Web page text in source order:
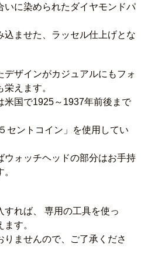
いに染められたダイヤモンドパ
ませた、ラッセル仕上げとな
ザインがカジュアルにもフォ
えます。
米国で1925～1937年前後まで
セントコイン」を使用してい
ウォッチヘッドの部分はお手持
れば、 専用の工具を使っ
す。
ませんので、ご了承くださ